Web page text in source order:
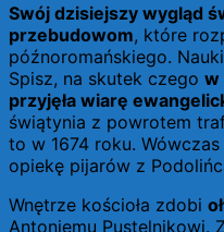
Swój dzisiejszy wygląd
przebudowom, które
późnoromańskiego.
Spisz, na skutek czego w
przyjęła wiarę
świątynia z powrotem
to w 1674 roku.
opiekę pijarów z
Wnętrze kościoła zdobi
Antoniemu Pustelnikowi.